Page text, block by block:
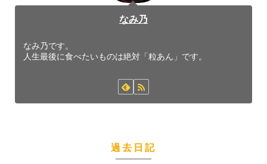
なみ乃
なみ乃です。
人生最後に食べたいものは絶対「粒あん」です。
過去日記